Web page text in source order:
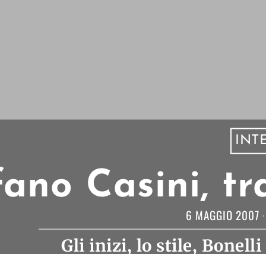
Casini,
6 MAGGIO 2007
Gli inizi, lo stile, Bonelli